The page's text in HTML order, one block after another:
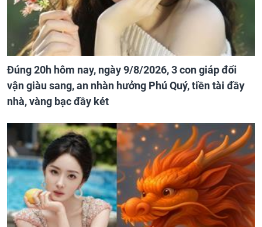
Đúng 20h hôm nay, ngày 9/8/2026, 3 con giáp đổi
vận giàu sang, an nhàn hưởng Phú Quý, tiền tài đầy
nhà, vàng bạc đầy két